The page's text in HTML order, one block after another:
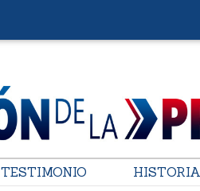
TESTIMONIO HISTORIA